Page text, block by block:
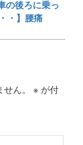
の後ろに乗っ
・】腰痛
ん。 ※ が付